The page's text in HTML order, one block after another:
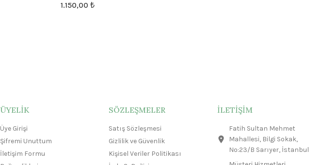
1.150,00 ₺
ÜYELİK
Üye Girişi
Şifremi Unuttum
İletişim Formu
SÖZLEŞMELER
Satış Sözleşmesi
Gizlilik ve Güvenlik
Kişisel Veriler Politikası
İLETİŞİM
Fatih Sultan Mehmet
Mahallesi, Bilgi Sokak,
No:23/B Sarıyer, İstanbul